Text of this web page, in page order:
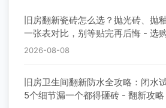
旧房翻新瓷砖怎么选？抛光砖、抛
一张表对比，别等贴完再后悔 - 选
2026-08-08
旧房卫生间翻新防水全攻略：闭水
5个细节漏一个都得砸砖 - 翻新攻略